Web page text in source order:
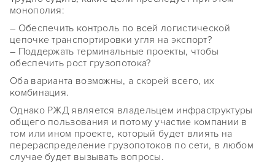
монополия:
– Обеспечить контроль по всей логистической
цепочке транспортировки угля на экспорт?
– Поддержать терминальные проекты, чтобы
обеспечить рост грузопотока?
Оба варианта возможны, а скорей всего, их
комбинация.
Однако РЖД является владельцем инфраструктуры
общего пользования и потому участие компании в
том или ином проекте, который будет влиять на
перераспределение грузопотоков по сети, в любом
случае будет вызывать вопросы.